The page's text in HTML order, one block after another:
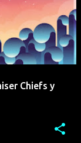
Chiefs y